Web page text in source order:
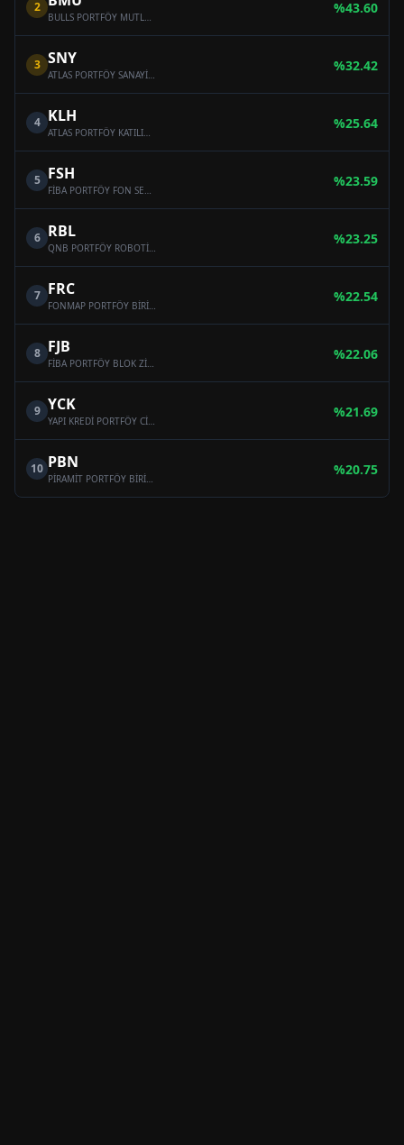
2
BULLS PORTFÖY MUTLAK GETİRİ HEDEFLİ HİSSE SENEDİ SERBEST FON (HİSSE SENEDİ YOĞUN FON)
%43.60
3 SNY
ATLAS PORTFÖY SANAYİ SEKTÖRÜ HİSSE SENEDİ SERBEST FON (HİSSE SENEDİ YOĞUN FON)
%32.42
4 KLH
ATLAS PORTFÖY KATILIM HİSSE SENEDİ SERBEST FON (HİSSE SENEDİ YOĞUN FON)
%25.64
5 FSH
FİBA PORTFÖY FON SEPETİ SERBEST FON
%23.59
6 RBL
QNB PORTFÖY ROBOTİK VE BLOCKCHAİN TEKNOLOJİLERİ SERBEST FON
%23.25
7 FRC
FONMAP PORTFÖY BİRİNCİ HİSSE SENEDİ SERBEST FON (HİSSE SENEDİ YOĞUN FON)
%22.54
8 FJB
FİBA PORTFÖY BLOK ZİNCİRİ TEKNOLOJİLERİ SERBEST FON
%22.06
9 YCK
YAPI KREDİ PORTFÖY CİHANGİR SERBEST FON
%21.69
10 PBN
PİRAMİT PORTFÖY BİRİNCİ HİSSE SENEDİ SERBEST FON (HİSSE SENEDİ YOĞUN FON)
%20.75